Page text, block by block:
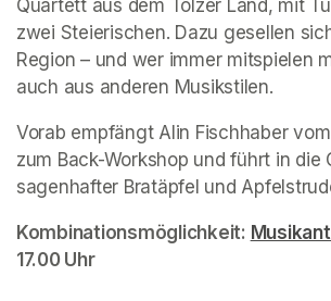
Quartett aus dem Tölzer Land, mit
zwei Steierischen. Dazu gesellen
Region – und wer immer mitspielen
auch aus anderen Musikstilen.
Vorab empfängt Alin Fischhaber
zum Back-Workshop und führt in die
sagenhafter Bratäpfel und
Kombinationsmöglichkeit:
17.00 Uhr